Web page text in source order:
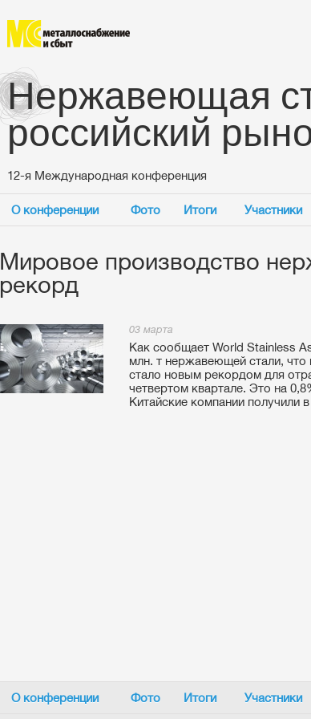
Нержавеющая
российский
12-я Международная конференция
О конференции Фото Итоги Участники
Мировое производство
рекорд
03 марта
Как сообщает World Stainless
млн. т нержавеющей стали,
стало новым рекордом для
четвертом квартале. Это на
Китайские компании получили
О конференции Фото Итоги Участники